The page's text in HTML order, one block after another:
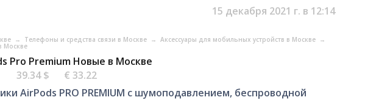
15 декабря 2021 г. в 12:14
→ Телефоны и средства связи в Москве → Аксессуары для мобильных устройств в Москве →
Москве
Pro Premium Новые в Москве
39.34 $
€ 33.22
AirPods PRO PREMIUM c шумоподавлением, бecпроводнoй